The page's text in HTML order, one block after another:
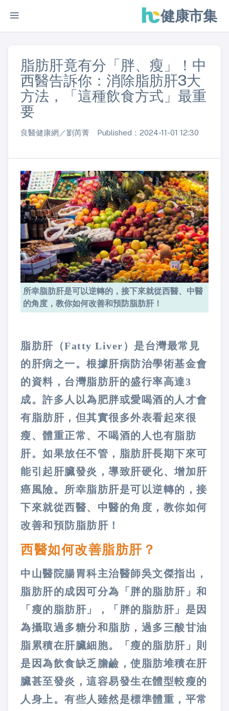
健康市集
脂肪肝竟有分「胖、瘦」！中
西醫告訴你：消除脂肪肝3大
方法，「這種飲食方式」最重
要
良醫健康網／劉芮菁 Published：2024-11-01 12:30
所幸脂肪肝是可以逆轉的，接下來就從西醫、中醫
的角度，教你如何改善和預防脂肪肝！
脂肪肝（Fatty Liver）是台灣最常見
的肝病之一。根據肝病防治學術基金會
的資料，台灣脂肪肝的盛行率高達3
成。許多人以為肥胖或愛喝酒的人才會
有脂肪肝，但其實很多外表看起來很
瘦、體重正常、不喝酒的人也有脂肪
肝。如果放任不管，脂肪肝長期下來可
能引起肝臟發炎，導致肝硬化、增加肝
癌風險。所幸脂肪肝是可以逆轉的，接
下來就從西醫、中醫的角度，教你如何
改善和預防脂肪肝！
西醫如何改善脂肪肝？
中山醫院腸胃科主治醫師吳文傑指出，
脂肪肝的成因可分為「胖的脂肪肝」和
「瘦的脂肪肝」，「胖的脂肪肝」是因
為攝取過多糖分和脂肪，過多三酸甘油
脂累積在肝臟細胞。「瘦的脂肪肝」則
是因為飲食缺乏膽鹼，使脂肪堆積在肝
臟甚至發炎，這容易發生在體型較瘦的
人身上。有些人雖然是標準體重，平常